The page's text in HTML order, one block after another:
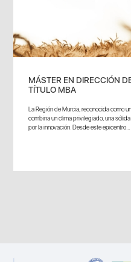
MÁSTER EN DIRECCIÓN
TÍTULO MBA
La Región de Murcia, reconocida como
combina un clima privilegiado, una
por la innovación. Desde este epicentro...